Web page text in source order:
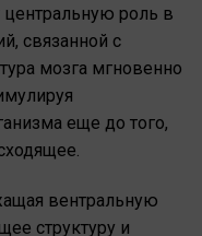
роль в
связанной с
мозга мгновенно
еще до того,
вентральную
структуру и